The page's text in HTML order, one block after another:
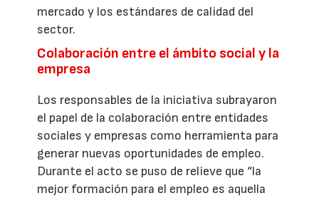
mercado y los estándares de calidad del
sector.
Colaboración entre el ámbito social y la
empresa
Los responsables de la iniciativa subrayaron
el papel de la colaboración entre entidades
sociales y empresas como herramienta para
generar nuevas oportunidades de empleo.
Durante el acto se puso de relieve que “la
mejor formación para el empleo es aquella